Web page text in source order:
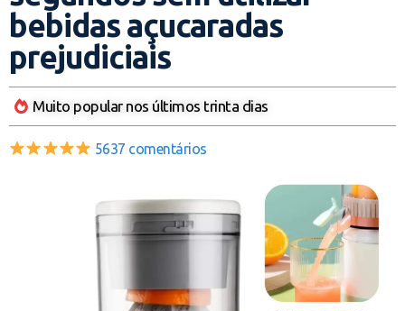
bebidas açucaradas
prejudiciais
Muito popular nos últimos trinta dias
5637 comentários